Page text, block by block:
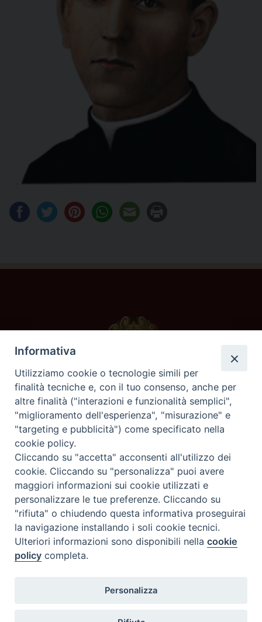
POSTULATORE GENERALE
Via Alessandro Severo 58, 00145 Roma, Italia
Testimoni Paolini ©2021
Contattaci
Informativa
Utilizziamo cookie o tecnologie simili per
finalità tecniche e, con il tuo consenso, anche per
altre finalità ("interazioni e funzionalità semplici",
"miglioramento dell'esperienza", "misurazione" e
"targeting e pubblicità") come specificato nella
cookie policy.
Cliccando su "accetta" acconsenti all'utilizzo dei
cookie. Cliccando su "personalizza" puoi avere
maggiori informazioni sui cookie utilizzati e
personalizzare le tue preferenze. Cliccando su
"rifiuta" o chiudendo questa informativa proseguirai
la navigazione installando i soli cookie tecnici.
Ulteriori informazioni sono disponibili nellacookie
policy completa.
Personalizza